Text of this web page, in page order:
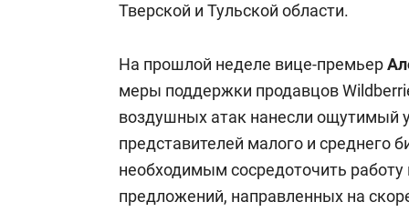
Тверской и Тульской области.
На прошлой неделе вице-премьер
меры поддержки продавцов
воздушных атак нанесли ощутимый
представителей малого и среднего
необходимым сосредоточить
предложений, направленных на